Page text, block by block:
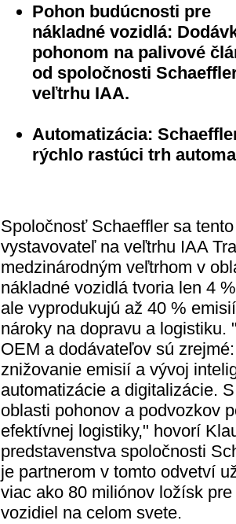
Pohon budúcnosti pre
nákladné vozidlá:
pohonom na palivové
od spoločnosti
veľtrhu IAA.
Automatizácia:
rýchlo rastúci trh
Spoločnosť Schaeffler sa
vystavovateľ na veľtrhu IAA
medzinárodným veľtrhom v
nákladné vozidlá tvoria len 4
ale vyprodukujú až 40 %
nároky na dopravu a logistiku.
OEM a dodávateľov sú
znižovanie emisií a vývoj
automatizácie a digitalizácie.
oblasti pohonov a podvozkov
efektívnej logistiky," hovorí
predstavenstva spoločnosti
je partnerom v tomto odvetví
viac ako 80 miliónov ložísk
vozidiel na celom svete.